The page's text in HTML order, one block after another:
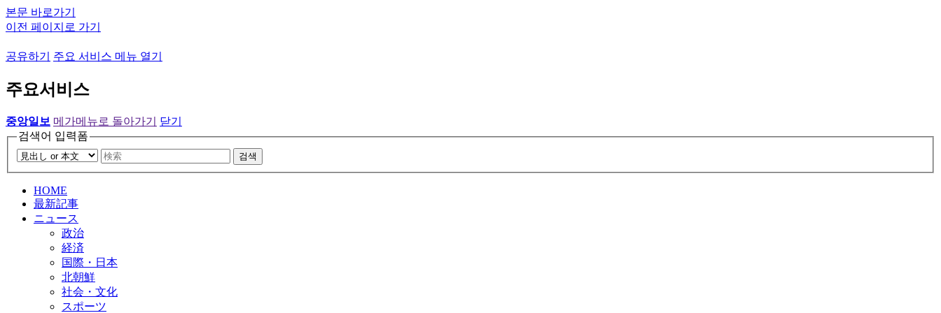
본문 바로가기
이전 페이지로 가기
공유하기 주요 서비스 메뉴 열기
주요서비스
중앙일보 메가메뉴로 돌아가기
닫기
검색어 입력폼
검색
HOME
最新記事
ニュース
政治
経済
国際・日本
北朝鮮
社会・文化
スポーツ